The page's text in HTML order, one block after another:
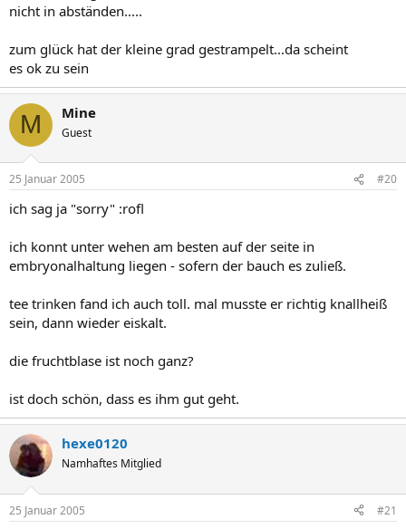
nicht in abständen.....
zum glück hat der kleine grad gestrampelt...da scheint
es ok zu sein
M Mine
Guest
25 Januar 2005 #20
ich sag ja "sorry" :rofl
ich konnt unter wehen am besten auf der seite in
embryonalhaltung liegen - sofern der bauch es zuließ.
tee trinken fand ich auch toll. mal musste er richtig knallheiß
sein, dann wieder eiskalt.
die fruchtblase ist noch ganz?
ist doch schön, dass es ihm gut geht.
hexe0120
Namhaftes Mitglied
25 Januar 2005 #21